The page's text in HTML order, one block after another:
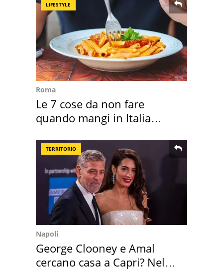
LIFESTYLE
Roma
Le 7 cose da non fare
quando mangi in Italia
TERRITORIO
Napoli
George Clooney e Amal
cercano casa a Capri? Nel